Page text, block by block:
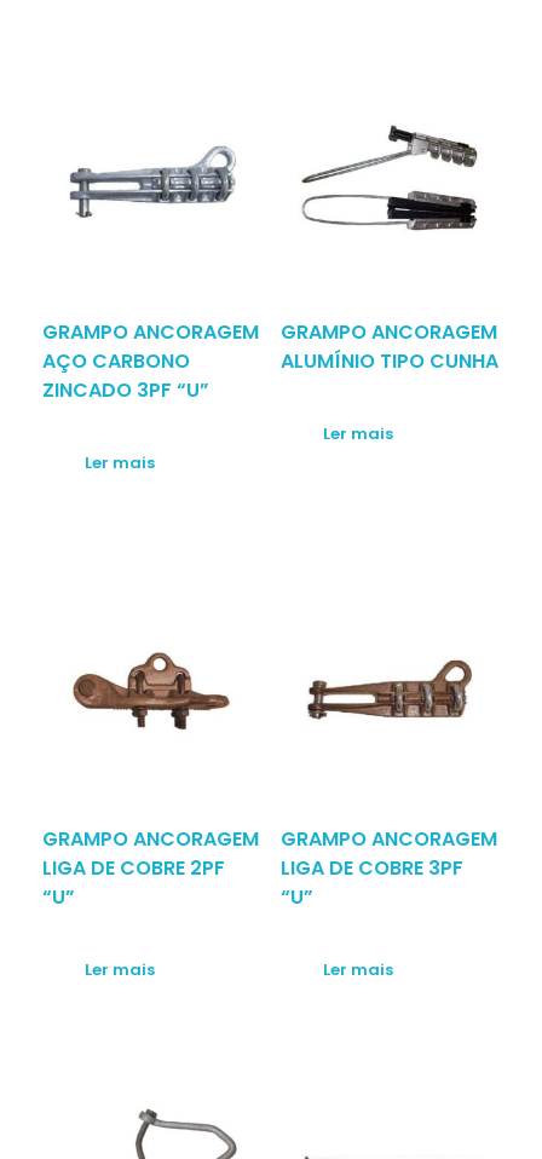
GRAMPO ANCORAGEM
AÇO CARBONO
ZINCADO 3PF “U”
Ler mais
GRAMPO ANCORAGEM
ALUMÍNIO TIPO CUNHA
Ler mais
GRAMPO ANCORAGEM
LIGA DE COBRE 2PF
“U”
Ler mais
GRAMPO ANCORAGEM
LIGA DE COBRE 3PF
“U”
Ler mais